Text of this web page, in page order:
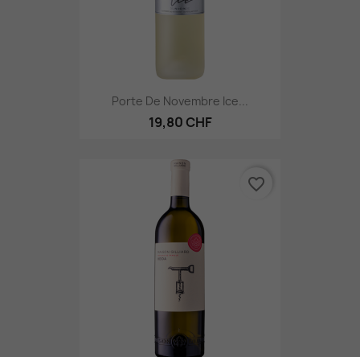
Porte De Novembre Ice...
19,80 CHF
favorite_border